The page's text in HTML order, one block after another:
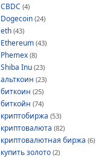
CBDC (4)
Dogecoin (24)
eth (43)
Ethereum (43)
Phemex (8)
Shiba Inu (23)
альткоин (23)
биткоин (25)
биткойн (74)
криптобиржа (53)
криптовалюта (82)
криптовалютная биржа (6)
купить золото (2)